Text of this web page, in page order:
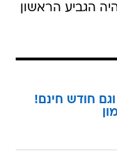
היה הגביע הראשון
שקלים וגם חודש חינם!